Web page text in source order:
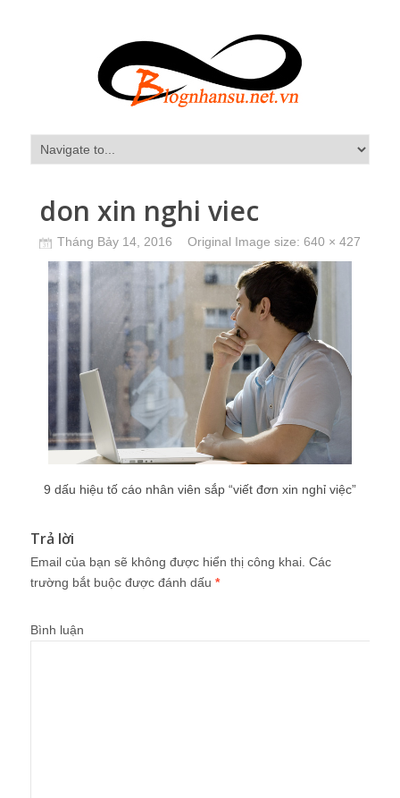
don xin nghi viec
Tháng Bảy 14, 2016 Original Image size: 640 × 427
9 dấu hiệu tố cáo nhân viên sắp “viết đơn xin nghỉ việc”
Trả lời
Email của bạn sẽ không được hiển thị công khai. Các
trường bắt buộc được đánh dấu *
Bình luận